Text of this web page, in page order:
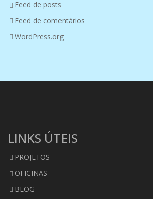
Feed de posts
Feed de comentários
WordPress.org
LINKS ÚTEIS
PROJETOS
OFICINAS
BLOG